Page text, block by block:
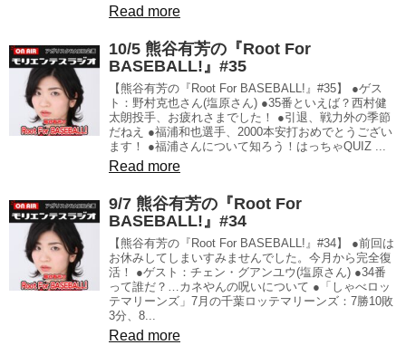
Read more
10/5 熊谷有芳の『Root For
BASEBALL!』#35
【熊谷有芳の『Root For BASEBALL!』#35】 ●ゲス
ト：野村克也さん(塩原さん) ●35番といえば？西村健
太朗投手、お疲れさまでした！ ●引退、戦力外の季節
だねえ ●福浦和也選手、2000本安打おめでとうござい
ます！ ●福浦さんについて知ろう！はっちゃQUIZ ...
Read more
9/7 熊谷有芳の『Root For
BASEBALL!』#34
【熊谷有芳の『Root For BASEBALL!』#34】 ●前回は
お休みしてしまいすみませんでした。今月から完全復
活！ ●ゲスト：チェン・グアンユウ(塩原さん) ●34番
って誰だ？…カネやんの呪いについて ●「しゃべロッ
テマリーンズ」7月の千葉ロッテマリーンズ：7勝10敗
3分、8...
Read more